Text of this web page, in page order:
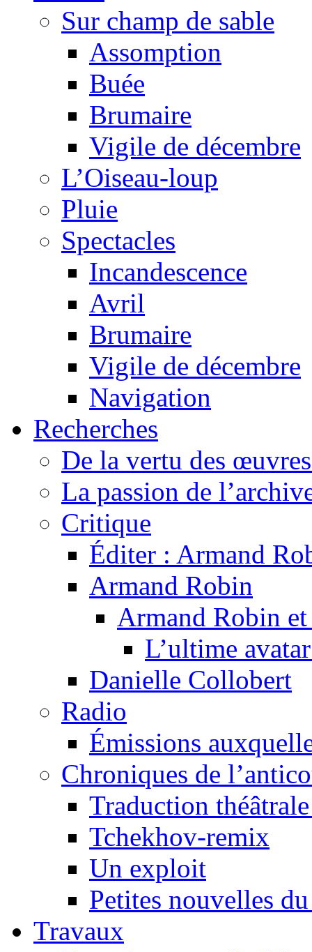
Sur champ de sable
Assomption
Buée
Brumaire
Vigile de décembre
L’Oiseau-loup
Pluie
Spectacles
Incandescence
Avril
Brumaire
Vigile de décembre
Navigation
Recherches
De la vertu des
La passion de
Critique
Éditer : Armand
Armand Robin
Armand Robin
L’ultime
Danielle Collobert
Radio
Émissions
Chroniques de
Traduction
Tchekhov-remix
Un exploit
Petites nouvelles
Travaux